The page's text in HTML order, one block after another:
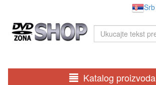
Srb
Katalog proizvoda